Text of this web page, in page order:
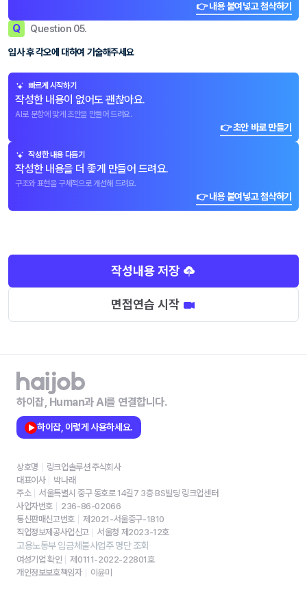
👉 내용 붙여넣고 첨삭하기
Q Question 05.
입사 후 각오에 대하여 기술해주세요
빠르게 시작하기
작성한 내용이 없어도 괜찮아요.
AI로 문항에 맞게 초안을 만들어 드려요.
👉 초안 바로 만들기
작성한 내용 다듬기
작성한 내용을 더 좋게 만들어 드려요.
구조와 표현을 구체적으로 개선해 드려요.
👉 내용 붙여넣고 첨삭하기
작성내용 저장
면접연습 시작
하이잡, Human과 AI를 연결합니다.
하이잡, 이렇게 사용하세요.
상호명
링크업솔루션 주식회사
대표이사
박나래
주소
서울특별시 중구 동호로 14길7 3층 BS빌딩 링크업센터
사업자번호
236-86-02066
통신판매신고번호
제2021-서울중구-1810
직업정보제공사업신고
서울청 제2023-12호
고용노동부 임금체불사업주 명단 조회
여성기업 확인
제0111-2022-22801호
개인정보보호책임자
이윤미